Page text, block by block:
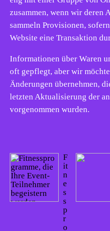
zusammen, wenn wir deren
sammeln Provisionen,
Website eine Transaktion
Informationen über Waren
oft gepflegt, aber wir
Änderungen übernehmen,
letzten Aktualisierung der
vorgenommen wurden.
F
it
n
e
s
s
p
r
o